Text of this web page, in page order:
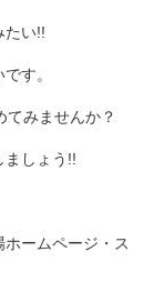
たい!!
す。
てみませんか？
ましょう!!
ームページ・ス